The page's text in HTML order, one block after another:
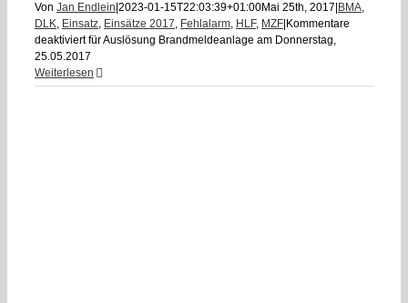
Von Jan Endlein 2023-01-15T22:03:39+01:00Mai 25th, 2017 BMA,
DLK, Einsatz, Einsätze 2017, Fehlalarm, HLF, MZF Kommentare
deaktiviertfür Auslösung Brandmeldeanlage am Donnerstag,
25.05.2017
Weiterlesen